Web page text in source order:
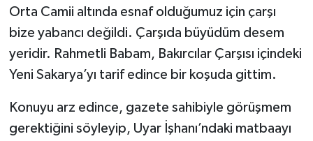
Orta Camii altında esnaf olduğumuz için çarşı
bize yabancı değildi. Çarşıda büyüdüm desem
yeridir. Rahmetli Babam, Bakırcılar Çarşısı içindeki
Yeni Sakarya’yı tarif edince bir koşuda gittim.
Konuyu arz edince, gazete sahibiyle görüşmem
gerektiğini söyleyip, Uyar İşhanı’ndaki matbaayı